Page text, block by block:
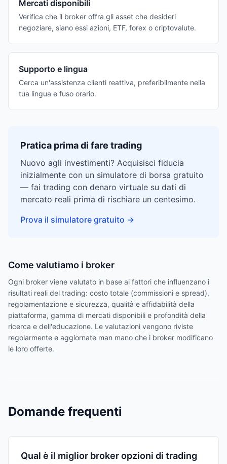
Mercati disponibili
Verifica che il broker offra gli asset che desideri
negoziare, siano essi azioni, ETF, forex o criptovalute.
Supporto e lingua
Cerca un'assistenza clienti reattiva, preferibilmente nella
tua lingua e fuso orario.
Pratica prima di fare trading
Nuovo agli investimenti? Acquisisci fiducia
inizialmente con un simulatore di borsa gratuito
— fai trading con denaro virtuale su dati di
mercato reali prima di rischiare un centesimo.
Prova il simulatore gratuito →
Come valutiamo i broker
Ogni broker viene valutato in base ai fattori che influenzano i
risultati reali del trading: costo totale (commissioni e spread),
regolamentazione e sicurezza, qualità e affidabilità della
piattaforma, gamma di mercati disponibili e profondità della
ricerca e dell'educazione. Le valutazioni vengono riviste
regolarmente e aggiornate man mano che i broker modificano
le loro offerte.
Domande frequenti
Qual è il miglior broker opzioni di trading